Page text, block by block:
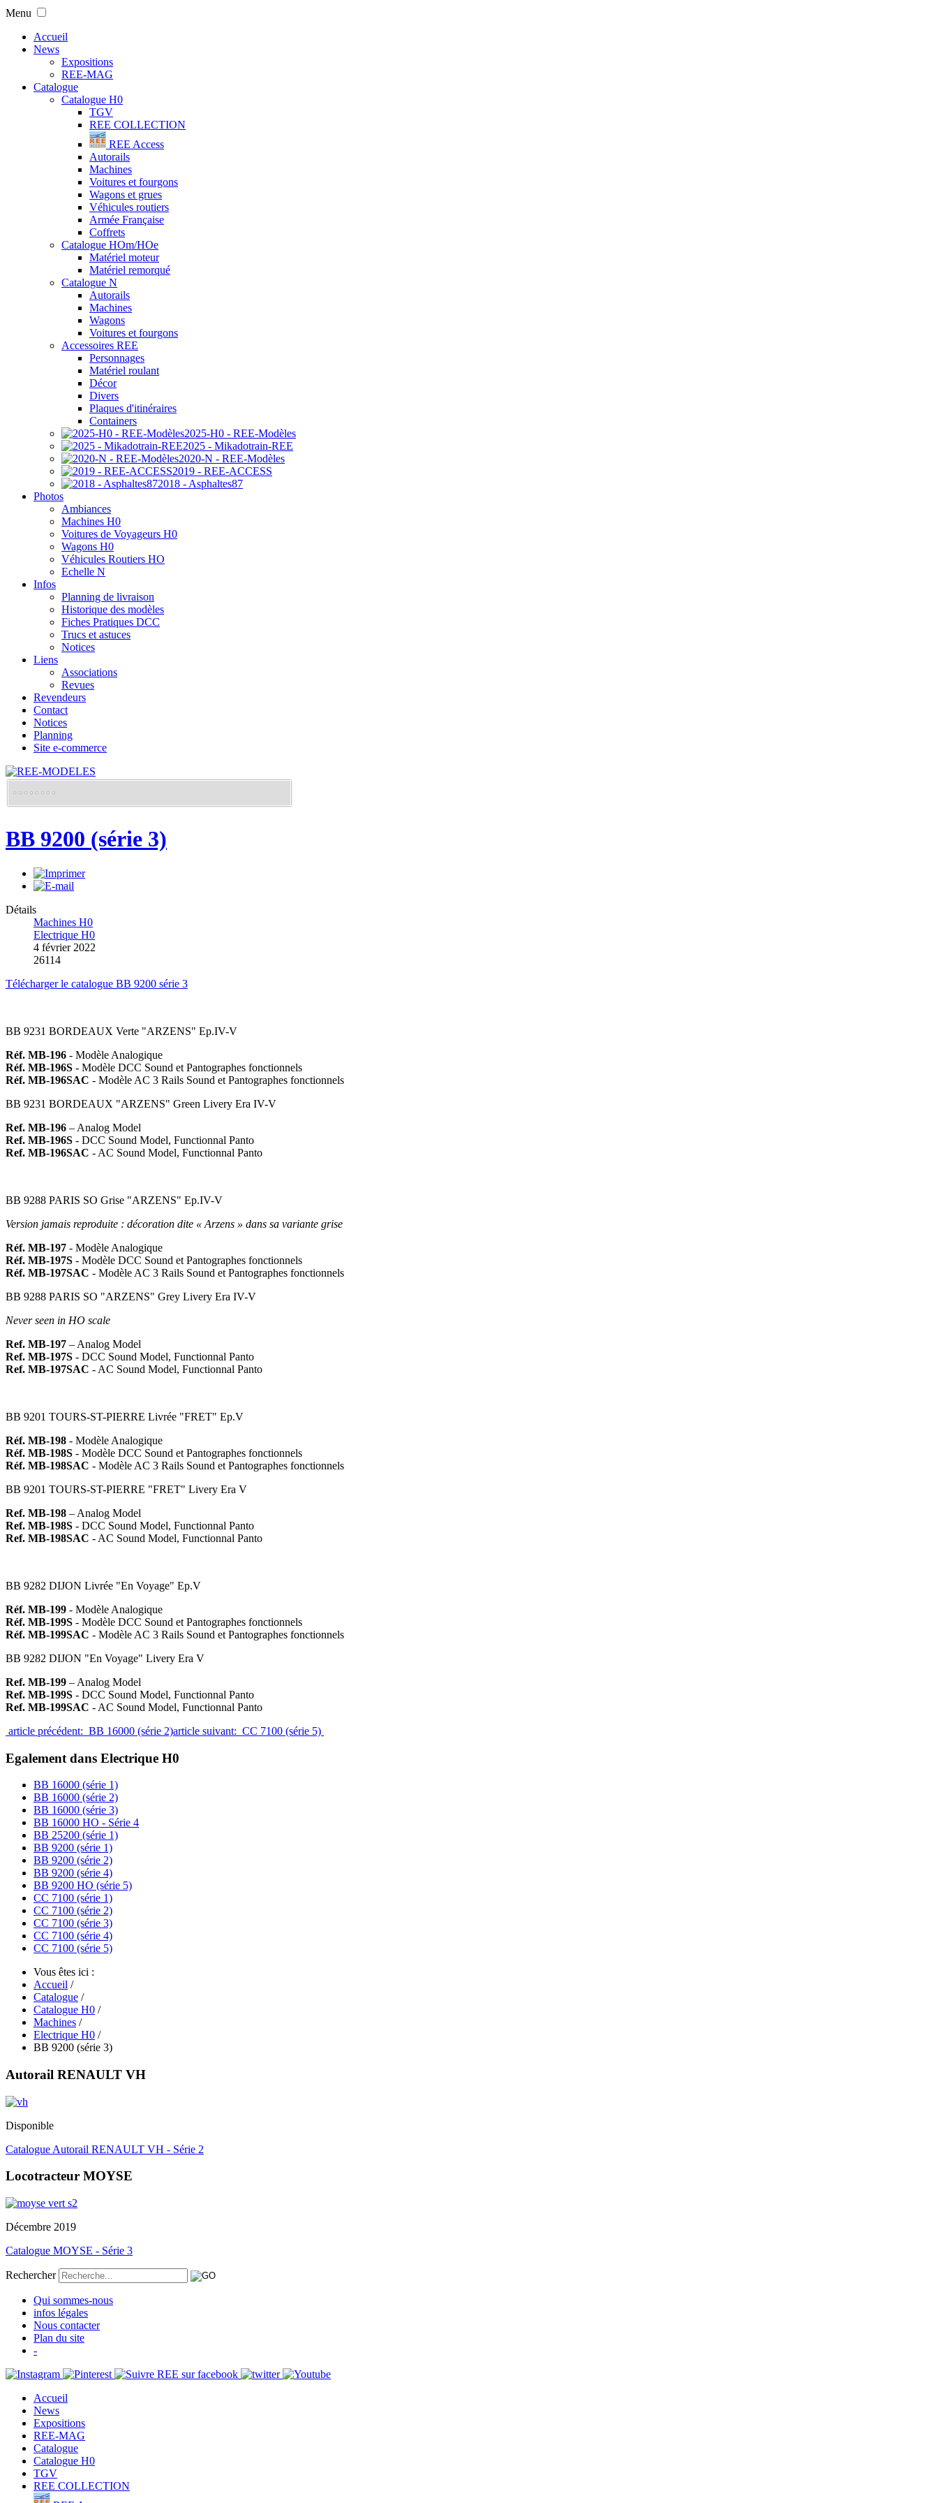
Menu
Accueil
News
Expositions
REE-MAG
Catalogue
Catalogue H0
TGV
REE COLLECTION
REE Access
Autorails
Machines
Voitures et fourgons
Wagons et grues
Véhicules routiers
Armée Française
Coffrets
Catalogue HOm/HOe
Matériel moteur
Matériel remorqué
Catalogue N
Autorails
Machines
Wagons
Voitures et fourgons
Accessoires REE
Personnages
Matériel roulant
Décor
Divers
Plaques d'itinéraires
Containers
2025-H0 - REE-Modèles
2025 - Mikadotrain-REE
2020-N - REE-Modèles
2019 - REE-ACCESS
2018 - Asphaltes87
Photos
Ambiances
Machines H0
Voitures de Voyageurs H0
Wagons H0
Véhicules Routiers HO
Echelle N
Infos
Planning de livraison
Historique des modèles
Fiches Pratiques DCC
Trucs et astuces
Notices
Liens
Associations
Revues
Revendeurs
Contact
Notices
Planning
Site e-commerce
BB 9200 (série 3)
Détails
Machines H0
Electrique H0
4 février 2022
26114
Télécharger le catalogue BB 9200 série 3
BB 9231 BORDEAUX Verte "ARZENS" Ep.IV-V
Réf. MB-196 - Modèle Analogique
Réf. MB-196S - Modèle DCC Sound et Pantographes fonctionnels
Réf. MB-196SAC - Modèle AC 3 Rails Sound et Pantographes fonctionnels
BB 9231 BORDEAUX "ARZENS" Green Livery Era IV-V
Ref. MB-196 – Analog Model
Ref. MB-196S - DCC Sound Model, Functionnal Panto
Ref. MB-196SAC - AC Sound Model, Functionnal Panto
BB 9288 PARIS SO Grise "ARZENS" Ep.IV-V
Version jamais reproduite : décoration dite « Arzens » dans sa variante grise
Réf. MB-197 - Modèle Analogique
Réf. MB-197S - Modèle DCC Sound et Pantographes fonctionnels
Réf. MB-197SAC - Modèle AC 3 Rails Sound et Pantographes fonctionnels
BB 9288 PARIS SO "ARZENS" Grey Livery Era IV-V
Never seen in HO scale
Ref. MB-197 – Analog Model
Ref. MB-197S - DCC Sound Model, Functionnal Panto
Ref. MB-197SAC - AC Sound Model, Functionnal Panto
BB 9201 TOURS-ST-PIERRE Livrée "FRET" Ep.V
Réf. MB-198 - Modèle Analogique
Réf. MB-198S - Modèle DCC Sound et Pantographes fonctionnels
Réf. MB-198SAC - Modèle AC 3 Rails Sound et Pantographes fonctionnels
BB 9201 TOURS-ST-PIERRE "FRET" Livery Era V
Ref. MB-198 – Analog Model
Ref. MB-198S - DCC Sound Model, Functionnal Panto
Ref. MB-198SAC - AC Sound Model, Functionnal Panto
BB 9282 DIJON Livrée "En Voyage" Ep.V
Réf. MB-199 - Modèle Analogique
Réf. MB-199S - Modèle DCC Sound et Pantographes fonctionnels
Réf. MB-199SAC - Modèle AC 3 Rails Sound et Pantographes fonctionnels
BB 9282 DIJON "En Voyage" Livery Era V
Ref. MB-199 – Analog Model
Ref. MB-199S - DCC Sound Model, Functionnal Panto
Ref. MB-199SAC - AC Sound Model, Functionnal Panto
article précédent: BB 16000 (série 2)article suivant: CC 7100 (série 5)
Egalement dans Electrique H0
BB 16000 (série 1)
BB 16000 (série 2)
BB 16000 (série 3)
BB 16000 HO - Série 4
BB 25200 (série 1)
BB 9200 (série 1)
BB 9200 (série 2)
BB 9200 (série 4)
BB 9200 HO (série 5)
CC 7100 (série 1)
CC 7100 (série 2)
CC 7100 (série 3)
CC 7100 (série 4)
CC 7100 (série 5)
Vous êtes ici :
Accueil /
Catalogue /
Catalogue H0 /
Machines /
Electrique H0 /
BB 9200 (série 3)
Autorail RENAULT VH
Disponible
Catalogue Autorail RENAULT VH - Série 2
Locotracteur MOYSE
Décembre 2019
Catalogue MOYSE - Série 3
Rechercher
Qui sommes-nous
infos légales
Nous contacter
Plan du site
-
Accueil
News
Expositions
REE-MAG
Catalogue
Catalogue H0
TGV
REE COLLECTION